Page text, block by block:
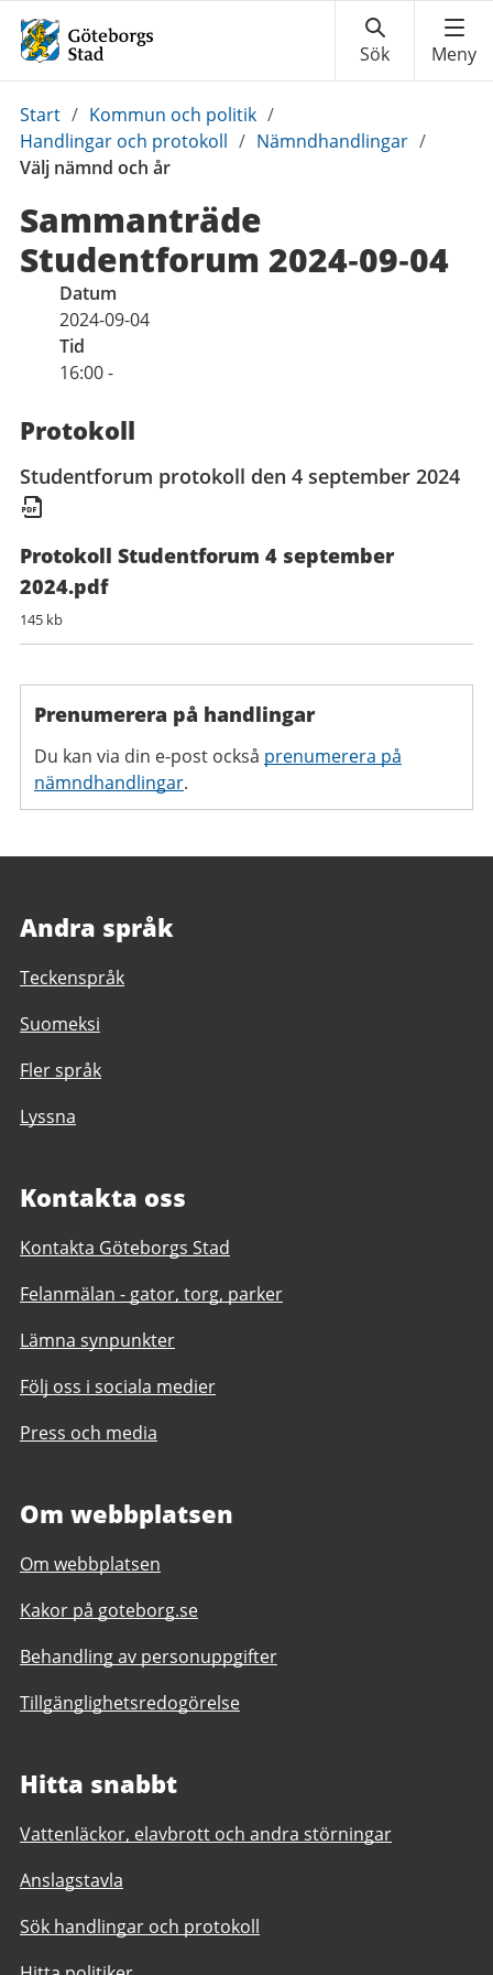
Du
är
här:
Start / Kommun och politik /
Handlingar och protokoll / Nämndhandlingar /
Välj nämnd och år
Sammanträde
Studentforum 2024‑09‑04
Datum
2024-09-04
Tid
16:00 -
Protokoll
Studentforum protokoll den 4 september 2024
Protokoll Studentforum 4 september
2024.pdf
145 kb
Prenumerera på handlingar
Du kan via din e-post också prenumerera på
nämndhandlingar.
Andra språk
Teckenspråk
Suomeksi
Fler språk
Lyssna
Kontakta oss
Kontakta Göteborgs Stad
Felanmälan - gator, torg, parker
Lämna synpunkter
Följ oss i sociala medier
Press och media
Om webbplatsen
Om webbplatsen
Kakor på goteborg.se
Behandling av personuppgifter
Tillgänglighetsredogörelse
Hitta snabbt
Vattenläckor, elavbrott och andra störningar
Anslagstavla
Sök handlingar och protokoll